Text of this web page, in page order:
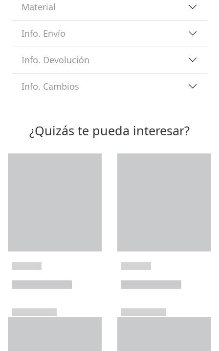
Material
Info. Envío
Info. Devolución
Info. Cambios
¿Quizás te pueda interesar?